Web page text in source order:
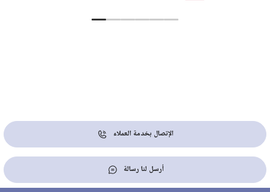
الإتصال بخدمة العملاء
أرسل لنا رسالة